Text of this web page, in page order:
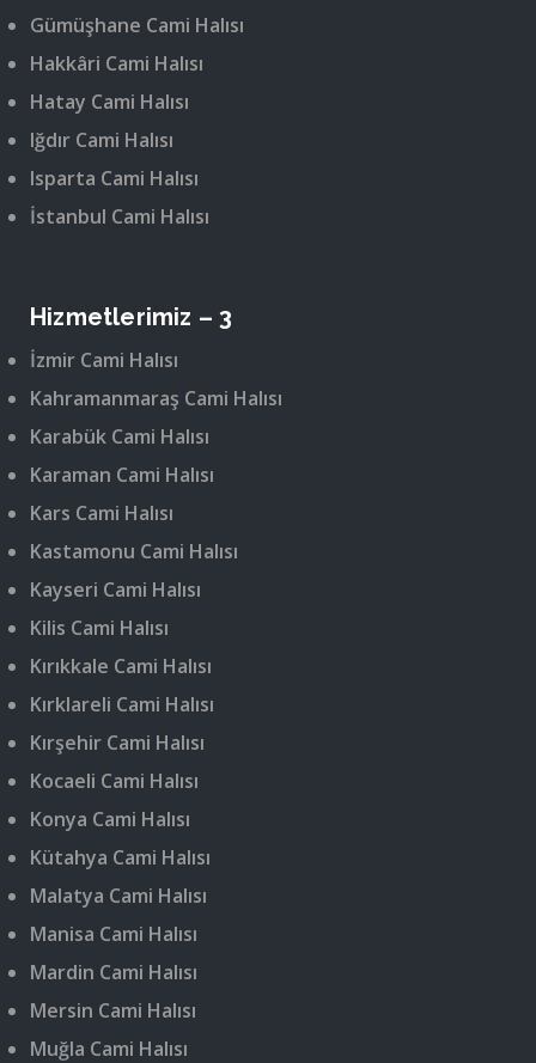
Gümüşhane Cami Halısı
Hakkâri Cami Halısı
Hatay Cami Halısı
Iğdır Cami Halısı
Isparta Cami Halısı
İstanbul Cami Halısı
Hizmetlerimiz – 3
İzmir Cami Halısı
Kahramanmaraş Cami Halısı
Karabük Cami Halısı
Karaman Cami Halısı
Kars Cami Halısı
Kastamonu Cami Halısı
Kayseri Cami Halısı
Kilis Cami Halısı
Kırıkkale Cami Halısı
Kırklareli Cami Halısı
Kırşehir Cami Halısı
Kocaeli Cami Halısı
Konya Cami Halısı
Kütahya Cami Halısı
Malatya Cami Halısı
Manisa Cami Halısı
Mardin Cami Halısı
Mersin Cami Halısı
Muğla Cami Halısı